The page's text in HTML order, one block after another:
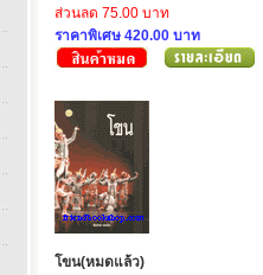
ส่วนลด 75.00 บาท
ราคาพิเศษ 420.00 บาท
โขน(หมดแล้ว)